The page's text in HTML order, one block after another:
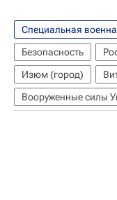
Специальная
Безопасность
Изюм (город)
Вооруженные силы